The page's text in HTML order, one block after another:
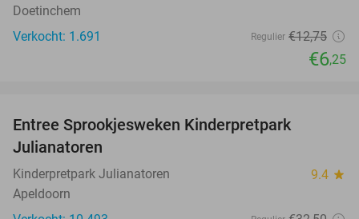
Doetinchem
Verkocht: 1.691
Regulier €12,75
€6,25
Entree Sprookjesweken Kinderpretpark
Julianatoren
Kinderpretpark Julianatoren 9.4 star
Apeldoorn